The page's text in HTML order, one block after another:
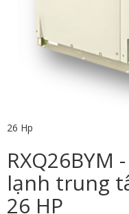
26 Hp
RXQ26BYM
lạnh trung
26 HP